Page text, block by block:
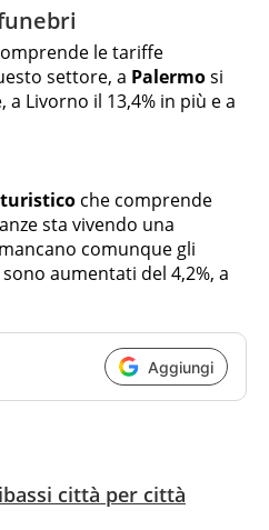
le tariffe
settore, a Palermosi
Livorno il 13,4% in più e a
che comprende
sta vivendo una
comunque gli
aumentati del 4,2%, a
Aggiungi
città per città